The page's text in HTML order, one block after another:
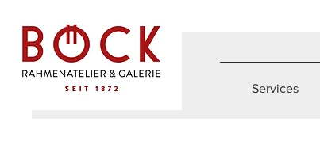
Services